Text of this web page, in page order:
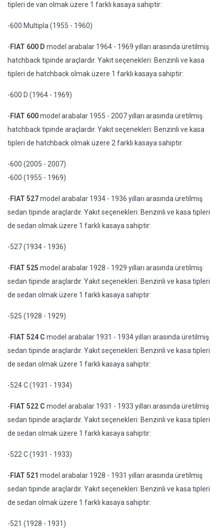
tipleri de van olmak üzere 1 farklı kasaya sahiptir:
-600 Multipla (1955 - 1960)
- FIAT 600 D model arabalar 1964 - 1969 yılları arasında üretilmiş
hatchback tipinde araçlardır. Yakıt seçenekleri: Benzinli ve kasa
tipleri de hatchback olmak üzere 1 farklı kasaya sahiptir:
-600 D (1964 - 1969)
- FIAT 600model arabalar 1955 - 2007 yılları arasında üretilmiş
hatchback tipinde araçlardır. Yakıt seçenekleri: Benzinli ve kasa
tipleri de hatchback olmak üzere 2 farklı kasaya sahiptir:
-600 (2005 - 2007)
-600 (1955 - 1969)
- FIAT 527model arabalar 1934 - 1936 yılları arasında üretilmiş
sedan tipinde araçlardır. Yakıt seçenekleri: Benzinli ve kasa tipleri
de sedan olmak üzere 1 farklı kasaya sahiptir:
-527 (1934 - 1936)
- FIAT 525 model arabalar 1928 - 1929 yılları arasında üretilmiş
sedan tipinde araçlardır. Yakıt seçenekleri: Benzinli ve kasa tipleri
de sedan olmak üzere 1 farklı kasaya sahiptir:
-525 (1928 - 1929)
- FIAT 524 C model arabalar 1931 - 1934 yılları arasında üretilmiş
sedan tipinde araçlardır. Yakıt seçenekleri: Benzinli ve kasa tipleri
de sedan olmak üzere 1 farklı kasaya sahiptir:
-524 C (1931 - 1934)
- FIAT 522 C model arabalar 1931 - 1933 yılları arasında üretilmiş
sedan tipinde araçlardır. Yakıt seçenekleri: Benzinli ve kasa tipleri
de sedan olmak üzere 1 farklı kasaya sahiptir:
-522 C (1931 - 1933)
- FIAT 521 model arabalar 1928 - 1931 yılları arasında üretilmiş
sedan tipinde araçlardır. Yakıt seçenekleri: Benzinli ve kasa tipleri
de sedan olmak üzere 1 farklı kasaya sahiptir:
-521 (1928 - 1931)